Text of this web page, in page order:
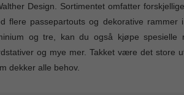
Design. Sortimentet omfatter
flere passepartouts og dekorative
og tre, kan du også kjøpe spesielle
og mye mer. Takket være det store
dekker alle behov.